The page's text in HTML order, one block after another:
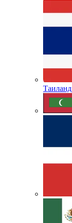
Таиланд